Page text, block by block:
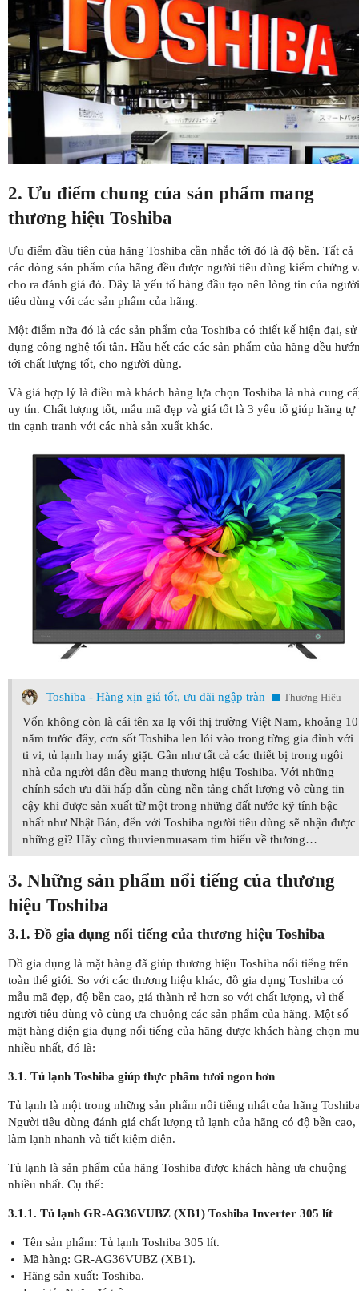
2. Ưu điểm chung của sản phẩm mang
thương hiệu Toshiba
Ưu điểm đầu tiên của hãng Toshiba cần nhắc tới đó là độ bền. Tất cả
các dòng sản phẩm của hãng đều được người tiêu dùng kiểm chứng
cho ra đánh giá đó. Đây là yếu tố hàng đầu tạo nên lòng tin của người
tiêu dùng với các sản phẩm của hãng.
Một điểm nữa đó là các sản phẩm của Toshiba có thiết kế hiện đại, sử
dụng công nghệ tối tân. Hầu hết các các sản phẩm của hãng đều
tới chất lượng tốt, cho người dùng.
Và giá hợp lý là điều mà khách hàng lựa chọn Toshiba là nhà cung
uy tín. Chất lượng tốt, mẫu mã đẹp và giá tốt là 3 yếu tố giúp hãng tự
tin cạnh tranh với các nhà sản xuất khác.
Toshiba - Hàng xịn giá tốt, ưu đãi ngập tràn Thương Hiệu
Vốn không còn là cái tên xa lạ với thị trường Việt Nam, khoảng 10
năm trước đây, cơn sốt Toshiba len lỏi vào trong từng gia đình với
ti vi, tủ lạnh hay máy giặt. Gần như tất cả các thiết bị trong ngôi
nhà của người dân đều mang thương hiệu Toshiba. Với những
chính sách ưu đãi hấp dẫn cùng nền tảng chất lượng vô cùng tin
cậy khi được sản xuất từ một trong những đất nước kỹ tính bậc
nhất như Nhật Bản, đến với Toshiba người tiêu dùng sẽ nhận được
những gì? Hãy cùng thuvienmuasam tìm hiểu về thương…
3. Những sản phẩm nổi tiếng của thương
hiệu Toshiba
3.1. Đồ gia dụng nổi tiếng của thương hiệu Toshiba
Đồ gia dụng là mặt hàng đã giúp thương hiệu Toshiba nổi tiếng trên
toàn thế giới. So với các thương hiệu khác, đồ gia dụng Toshiba có
mẫu mã đẹp, độ bền cao, giá thành rẻ hơn so với chất lượng, vì thế
người tiêu dùng vô cùng ưa chuộng các sản phẩm của hãng. Một số
mặt hàng điện gia dụng nổi tiếng của hãng được khách hàng chọn
nhiều nhất, đó là:
3.1. Tủ lạnh Toshiba giúp thực phẩm tươi ngon hơn
Tủ lạnh là một trong những sản phẩm nổi tiếng nhất của hãng
Người tiêu dùng đánh giá chất lượng tủ lạnh của hãng có độ bền cao,
làm lạnh nhanh và tiết kiệm điện.
Tủ lạnh là sản phẩm của hãng Toshiba được khách hàng ưa chuộng
nhiều nhất. Cụ thể:
3.1.1. Tủ lạnh GR-AG36VUBZ (XB1) Toshiba Inverter 305 lít
Tên sản phẩm: Tủ lạnh Toshiba 305 lít.
Mã hàng: GR-AG36VUBZ (XB1).
Hãng sản xuất: Toshiba.